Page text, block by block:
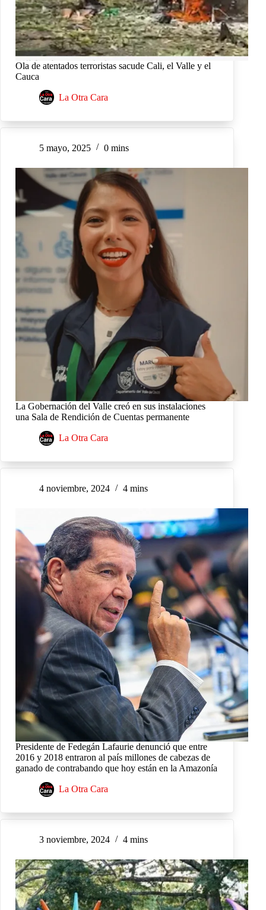
Ola de atentados terroristas sacude Cali, el Valle y el
Cauca
La Otra Cara
5 mayo, 2025 0 mins
La Gobernación del Valle creó en sus instalaciones
una Sala de Rendición de Cuentas permanente
La Otra Cara
4 noviembre, 2024 4 mins
Presidente de Fedegán Lafaurie denunció que entre
2016 y 2018 entraron al país millones de cabezas de
ganado de contrabando que hoy están en la Amazonía
La Otra Cara
3 noviembre, 2024 4 mins